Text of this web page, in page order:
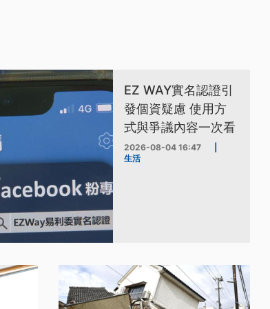
EZ WAY實名認證引
發個資疑慮 使用方
式與爭議內容一次看
2026-08-04 16:47
生活